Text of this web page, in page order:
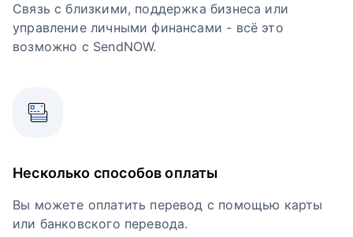
Связь с близкими, поддержка бизнеса или
управление личными финансами - всё это
возможно с SendNOW.
Несколько способов оплаты
Вы можете оплатить перевод с помощью карты
или банковского перевода.